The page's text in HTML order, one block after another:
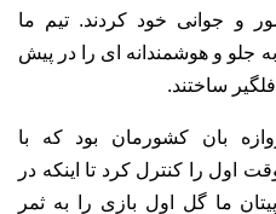
و جوانی خود کردند. تیم ما
جلو و هوشمندانه ای را در پیش
ساختند.
بان کشورمان بود که با
اول را کنترل کرد تا اینکه در
ما گل اول بازی را به ثمر